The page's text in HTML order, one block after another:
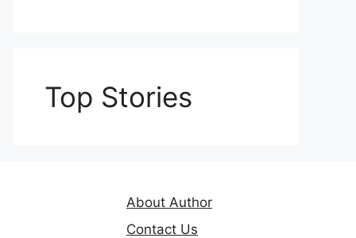
Top Stories
About Author
Contact Us